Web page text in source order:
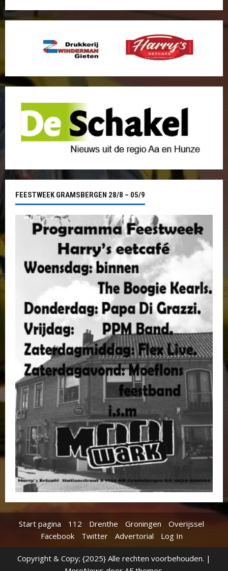
FEESTWEEK GRAMSBERGEN 28/8 – 05/9
Start pagina 112 Drenthe Groningen
Overijssel
Facebook
Twitter Advertorial Log In
Copyright & Copy; {2025} Alle rechten voorbehouden. |